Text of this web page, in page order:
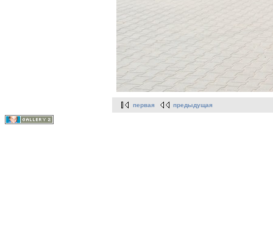
первая предыдущая